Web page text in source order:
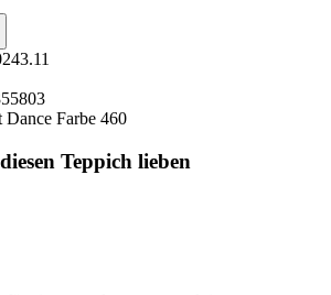
Dance Farbe 460
Teppich lieben